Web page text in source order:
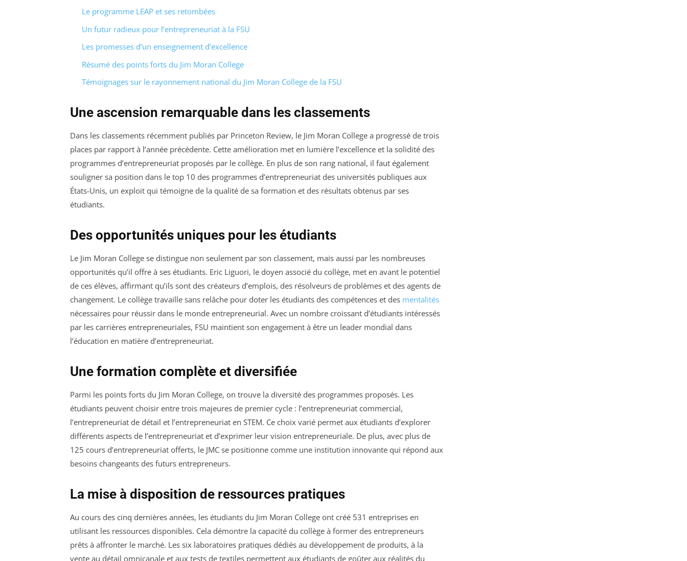
Le programme LEAP et ses retombées
Un futur radieux pour l’entrepreneuriat à la FSU
Les promesses d’un enseignement d’excellence
Résumé des points forts du Jim Moran College
Témoignages sur le rayonnement national du Jim Moran College de la FSU
Une ascension remarquable dans les classements
Dans les classements récemment publiés par Princeton Review, le Jim Moran College a progressé de trois
places par rapport à l’année précédente. Cette amélioration met en lumière l’excellence et la solidité des
programmes d’entrepreneuriat proposés par le collège. En plus de son rang national, il faut également
souligner sa position dans le top 10 des programmes d’entrepreneuriat des universités publiques aux
États-Unis, un exploit qui témoigne de la qualité de sa formation et des résultats obtenus par ses
étudiants.
Des opportunités uniques pour les étudiants
Le Jim Moran College se distingue non seulement par son classement, mais aussi par les nombreuses
opportunités qu’il offre à ses étudiants. Eric Liguori, le doyen associé du collège, met en avant le potentiel
de ces élèves, affirmant qu’ils sont des créateurs d’emplois, des résolveurs de problèmes et des agents de
changement. Le collège travaille sans relâche pour doter les étudiants des compétences et des mentalités
nécessaires pour réussir dans le monde entrepreneurial. Avec un nombre croissant d’étudiants intéressés
par les carrières entrepreneuriales, FSU maintient son engagement à être un leader mondial dans
l’éducation en matière d’entrepreneuriat.
Une formation complète et diversifiée
Parmi les points forts du Jim Moran College, on trouve la diversité des programmes proposés. Les
étudiants peuvent choisir entre trois majeures de premier cycle : l’entrepreneuriat commercial,
l’entrepreneuriat de détail et l’entrepreneuriat en STEM. Ce choix varié permet aux étudiants d’explorer
différents aspects de l’entrepreneuriat et d’exprimer leur vision entrepreneuriale. De plus, avec plus de
125 cours d’entrepreneuriat offerts, le JMC se positionne comme une institution innovante qui répond aux
besoins changeants des futurs entrepreneurs.
La mise à disposition de ressources pratiques
Au cours des cinq dernières années, les étudiants du Jim Moran College ont créé 531 entreprises en
utilisant les ressources disponibles. Cela démontre la capacité du collège à former des entrepreneurs
prêts à affronter le marché. Les six laboratoires pratiques dédiés au développement de produits, à la
vente au détail omnicanale et aux tests de textiles permettent aux étudiants de goûter aux réalités du